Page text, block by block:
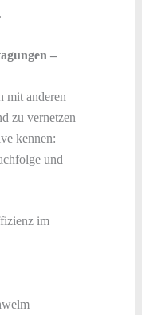
–
mit anderen
zu vernetzen –
kennen:
und
im